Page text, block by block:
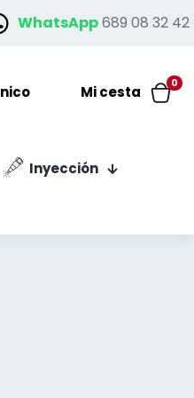
WhatsApp689 08 32 42
0
Mi cesta
Inyección